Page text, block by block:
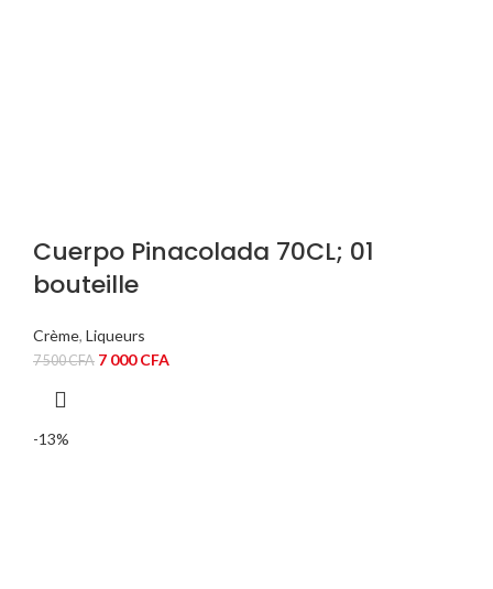
Cuerpo Pinacolada 70CL; 01
bouteille
Crème, Liqueurs
7 500CFA Le
7 000CFALe
-13%